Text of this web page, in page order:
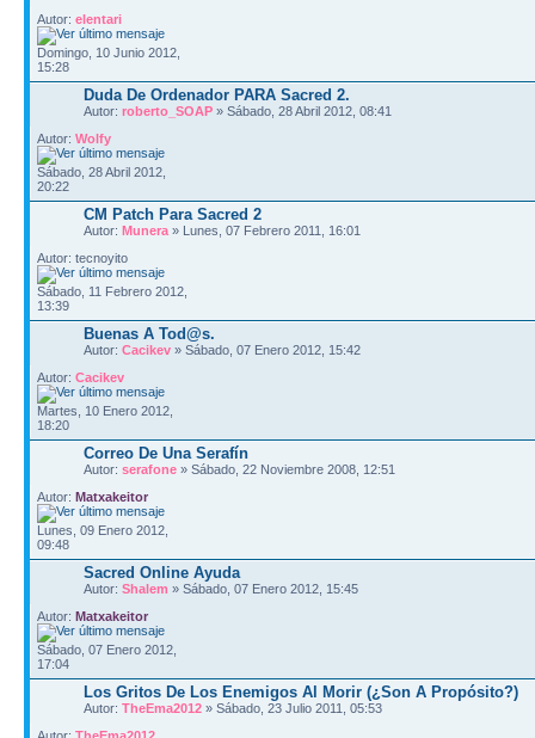
Autor: elentari
Domingo, 10 Junio 2012,
15:28
Duda De Ordenador PARA Sacred 2.
Autor: roberto_SOAP » Sábado, 28 Abril 2012, 08:41
Autor: Wolfy
Sábado, 28 Abril 2012,
20:22
CM Patch Para Sacred 2
Autor: Munera » Lunes, 07 Febrero 2011, 16:01
Autor: tecnoyito
Sábado, 11 Febrero 2012,
13:39
Buenas A Tod@s.
Autor: Cacikev » Sábado, 07 Enero 2012, 15:42
Autor: Cacikev
Martes, 10 Enero 2012,
18:20
Correo De Una Serafín
Autor: serafone » Sábado, 22 Noviembre 2008, 12:51
Autor: Matxakeitor
Lunes, 09 Enero 2012,
09:48
Sacred Online Ayuda
Autor: Shalem » Sábado, 07 Enero 2012, 15:45
Autor: Matxakeitor
Sábado, 07 Enero 2012,
17:04
Los Gritos De Los Enemigos Al Morir (¿Son A Propósito?)
Autor: TheEma2012 » Sábado, 23 Julio 2011, 05:53
Autor: TheEma2012